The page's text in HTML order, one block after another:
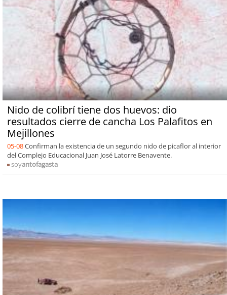
Nido de colibrí tiene dos huevos: dio
resultados cierre de cancha Los Palafitos en
Mejillones
05-08Confirman la existencia de un segundo nido de picaflor al interior
del Complejo Educacional Juan José Latorre Benavente.
soyantofagasta